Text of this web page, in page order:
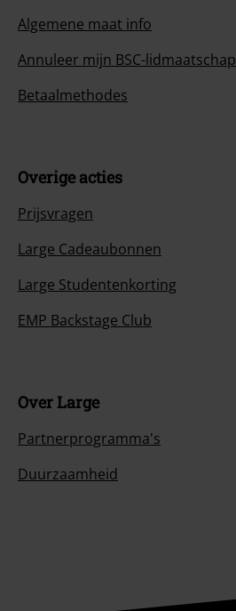
Algemene maat info
Annuleer mijn BSC-lidmaatschap
Betaalmethodes
Overige acties
Prijsvragen
Large Cadeaubonnen
Large Studentenkorting
EMP Backstage Club
Over Large
Partnerprogramma's
Duurzaamheid